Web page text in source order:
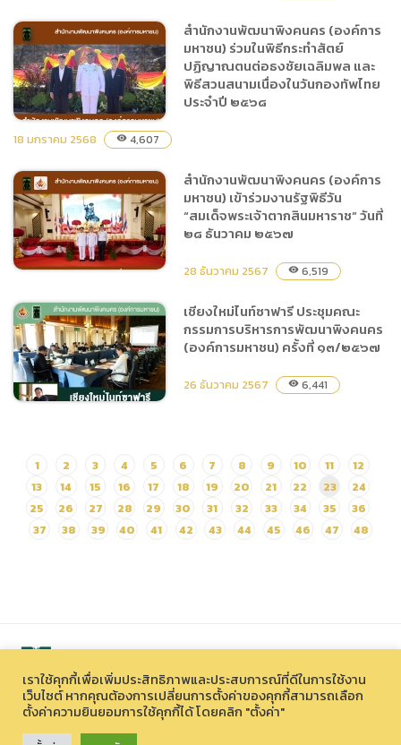
เชียงใหม่ไนท์ซาฟารี ร่วมงาน
แถลงข่าวการจัดมหากรรมไม้
ดอก ไม้ประดับจังหวัด
เชียงใหม่ ครั้งที่ ๔๘ ประจำปี
๒๕๖๘
สำนักงานพัฒนาพิงคนคร
(องค์การมหาชน) ร่วมในพิธี
กระทำสัตย์ปฏิญาณตนต่อ
ธงชัยเฉลิมพล และ พิธีสวน
สนามเนื่องในวันกองทัพไทย
สำนักงานพัฒนาพิงคนคร (องค์การ
มหาชน) ร่วมในพิธีกระทำสัตย์
ปฏิญาณตนต่อธงชัยเฉลิมพล และ
พิธีสวนสนามเนื่องในวันกองทัพไทย
ประจำปี ๒๕๖๘
18 มกราคม 2568 visibility 4,607
สำนักงานพัฒนาพิงคนคร
(องค์การมหาชน) เข้าร่วมงาน
รัฐพิธีวัน “สมเด็จ
พระเจ้าตากสินมหาราช” วันที่
สำนักงานพัฒนาพิงคนคร (องค์การ
มหาชน) เข้าร่วมงานรัฐพิธีวัน
“สมเด็จพระเจ้าตากสินมหาราช” วันที่
๒๘ ธันวาคม ๒๕๖๗
28 ธันวาคม 2567 visibility 6,519
เชียงใหม่ไนท์ซาฟารี ประชุม
คณะกรรมการบริหารการ
พัฒนาพิงคนคร (องค์การ
มหาชน) ครั้งที่ ๑๓/๒๕๖๗
เชียงใหม่ไนท์ซาฟารี ประชุมคณะ
กรรมการบริหารการพัฒนาพิงคนคร
(องค์การมหาชน) ครั้งที่ ๑๓/๒๕๖๗
26 ธันวาคม 2567 visibility 6,441
1 2 3 4 5 6 7 8 9 10 11
12
13
14 15 16 17 18 19 20 21 22 23
24
25
26 27 28 29 30 31 32 33 34 35
36
37
38 39 40 41 42 43 44 45 46 47 48
สงวนลิขสิทธิ์ © 2026 องค์การบริหารไนท์ซาฟารี (องค์การมหาชน)
33 หมู่ที่ 12 ตำบลหนองควาย อำเภอหางดง จังหวัดเชียงใหม่ 50230
เราใช้คุกกี้เพื่อเพิ่มประสิทธิภาพและประสบการณ์ที่ดีในการใช้งาน
เว็บไซต์ หากคุณต้องการเปลี่ยนการตั้งค่าของคุกกี้สามารถเลือก
ตั้งค่าความยินยอมการใช้คุกกี้ได้ โดยคลิก "ตั้งค่า"